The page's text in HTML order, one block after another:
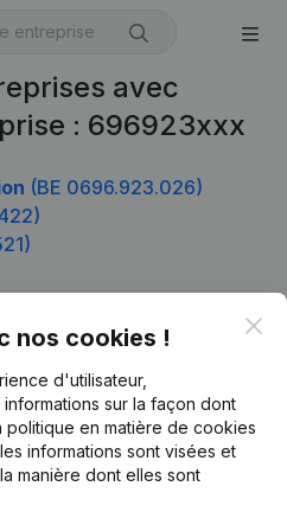
avec
: 696923xxx
(BE 0696.923.026)
nos cookies !
d'utilisateur,
sur la façon dont
politique en matière de cookies
informations sont visées et
manière dont elles sont
Produit
Informations d’entreprise
Monitoring
Recherche internationale